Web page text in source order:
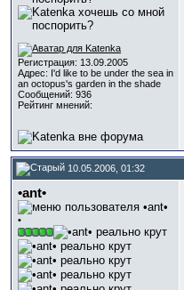
Регистрация: 13.09.2005
Адрес: I'd like to be under the sea in
an octopus's garden in the shade
Сообщений: 936
Рейтинг мнений:
10.05.2006, 01:32
•ant•
•